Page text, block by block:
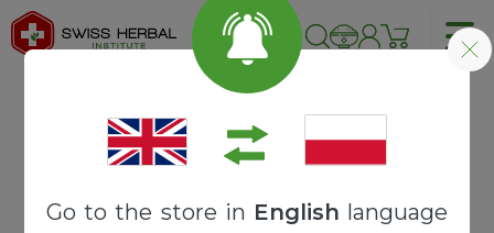
Go to the store in English language
Strona główna SUROWCE
AMINOKWASY
5-HTP ekstrakt 99% | Griffonia simplicifolia